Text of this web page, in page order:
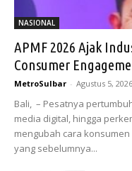
NASIONAL
APMF 2026 Ajak
Consumer
MetroSulbar - Agustus 5, 2026
Bali, – Pesatnya
media digital, hingga
mengubah cara
yang sebelumnya...